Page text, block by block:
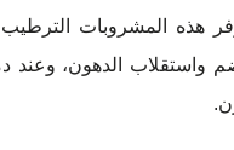
هذه المشروبات
واستقلاب الدهون،